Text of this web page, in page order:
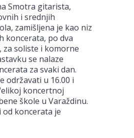
Smotra gitarista,
i srednjih
zamišljena je kao niz
koncerata, po dva
za soliste i komorne
se nalaze
za svaki dan.
održavati u 16.00 i
koncertnoj
škole u Varaždinu.
od koncerata je